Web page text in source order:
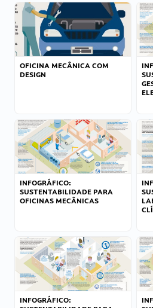
OFICINA MECÂNICA COM
DESIGN
INFOGRÁFICO:
SUSTENTABILIDADE PARA
OFICINAS MECÂNICAS
INFOGRÁFICO: